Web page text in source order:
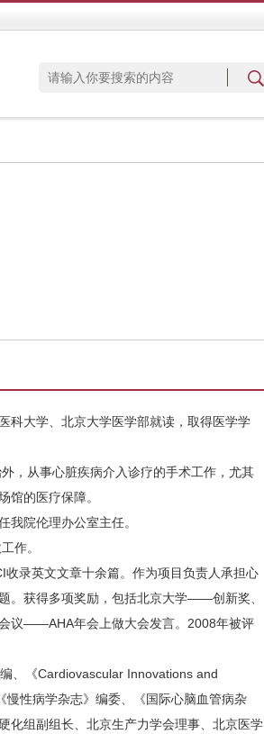
大学、北京大学医学部就读，取得医学学
，从事心脏疾病介入诊疗的手术工作，尤其
馆的医疗保障。
院伦理办公室主任。
作。
录英文文章十余篇。作为项目负责人承担心
。获得多项奖励，包括北京大学——创新奖、
议——AHA年会上做大会发言。2008年被评
、《Cardiovascular Innovations and
性病学杂志》编委、《国际心脑血管病杂
化组副组长、北京生产力学会理事、北京医学